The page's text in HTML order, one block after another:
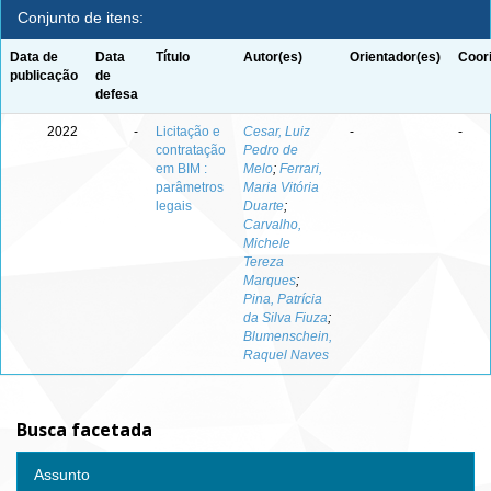
Conjunto de itens:
Data de
publicação
Data
de
defesa
Título Autor(es) Orientador(es)
2022 -
Licitação e
contratação
em BIM :
parâmetros
legais
Cesar, Luiz
Pedro de
Melo; Ferrari,
Maria Vitória
Duarte;
Carvalho,
Michele
Tereza
Marques;
Pina, Patrícia
da Silva Fiuza;
Blumenschein,
Raquel Naves
- -
Busca facetada
Assunto